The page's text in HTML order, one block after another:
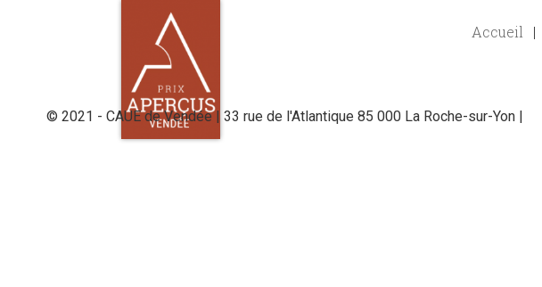
Accueil
© 2021 - CAUE de Vendée | 33 rue de l'Atlantique 85 000 La Roche-sur-Yon |